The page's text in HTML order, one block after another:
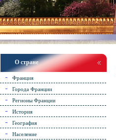
О стране
Франция
Города Франции
Регионы Франции
История
География
Население